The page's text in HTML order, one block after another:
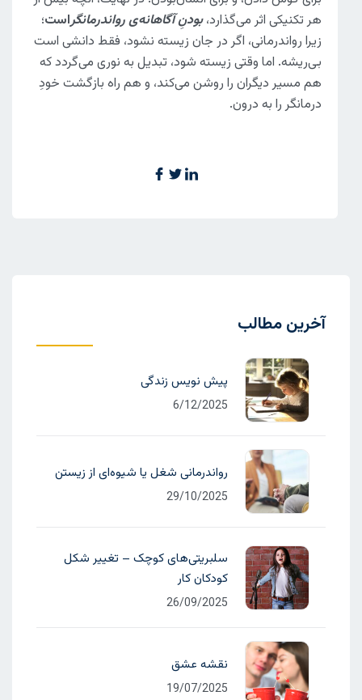
هر تکنیکی اثر می‌گذارد،بودنِ آگاهانه‌ی رواندرمانگراست؛
زیرا رواندرمانی، اگر در جان زیسته نشود، فقط دانشی است
بی‌ریشه. اما وقتی زیسته شود، تبدیل به نوری می‌گردد که
هم مسیر دیگران را روشن می‌کند، و هم راه بازگشت خودِ
درمانگر را به درون.
آخرین مطالب
پیش نویس زندگی
6/12/2025
رواندرمانی شغل یا شیوه‌ای از زیستن
29/10/2025
سلبریتی‌های کوچک – تغییر شکل
کودکان کار
26/09/2025
نقشه عشق
19/07/2025